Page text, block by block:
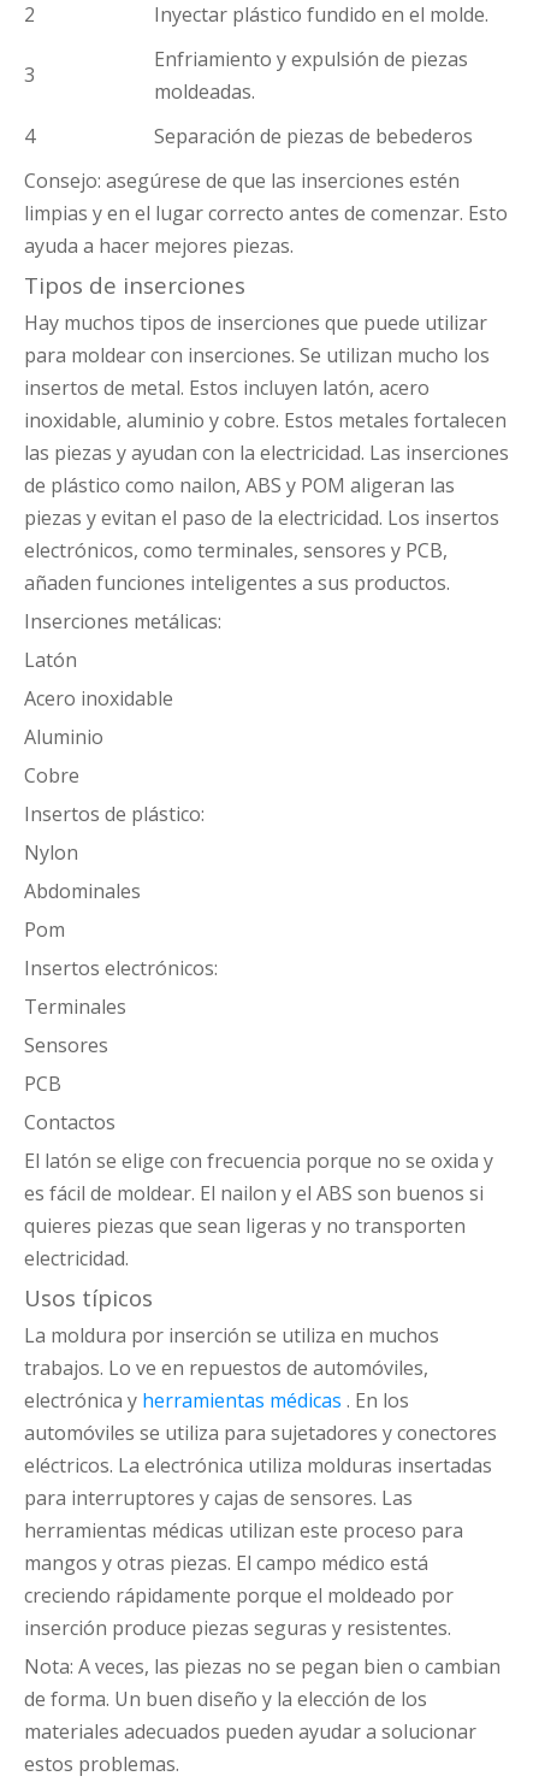
2
Inyectar plástico fundido en el molde.
3
Enfriamiento y expulsión de piezas
moldeadas.
4
Separación de piezas de bebederos
Consejo: asegúrese de que las inserciones estén
limpias y en el lugar correcto antes de comenzar. Esto
ayuda a hacer mejores piezas.
Tipos de inserciones
Hay muchos tipos de inserciones que puede utilizar
para moldear con inserciones. Se utilizan mucho los
insertos de metal. Estos incluyen latón, acero
inoxidable, aluminio y cobre. Estos metales fortalecen
las piezas y ayudan con la electricidad. Las inserciones
de plástico como nailon, ABS y POM aligeran las
piezas y evitan el paso de la electricidad. Los insertos
electrónicos, como terminales, sensores y PCB,
añaden funciones inteligentes a sus productos.
Inserciones metálicas:
Latón
Acero inoxidable
Aluminio
Cobre
Insertos de plástico:
Nylon
Abdominales
Pom
Insertos electrónicos:
Terminales
Sensores
PCB
Contactos
El latón se elige con frecuencia porque no se oxida y
es fácil de moldear. El nailon y el ABS son buenos si
quieres piezas que sean ligeras y no transporten
electricidad.
Usos típicos
La moldura por inserción se utiliza en muchos
trabajos. Lo ve en repuestos de automóviles,
electrónica y herramientas médicas . En los
automóviles se utiliza para sujetadores y conectores
eléctricos. La electrónica utiliza molduras insertadas
para interruptores y cajas de sensores. Las
herramientas médicas utilizan este proceso para
mangos y otras piezas. El campo médico está
creciendo rápidamente porque el moldeado por
inserción produce piezas seguras y resistentes.
Nota: A veces, las piezas no se pegan bien o cambian
de forma. Un buen diseño y la elección de los
materiales adecuados pueden ayudar a solucionar
estos problemas.